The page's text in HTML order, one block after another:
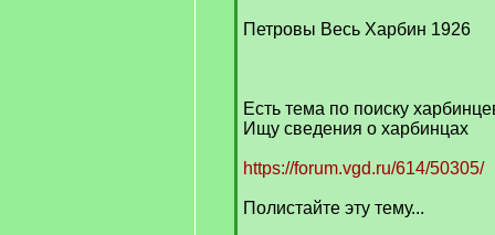
Петровы Весь Харбин 1926
Есть тема по поиску
Ищу сведения о харбинцах
https://forum.vgd.ru/614/50305/
Полистайте эту тему...